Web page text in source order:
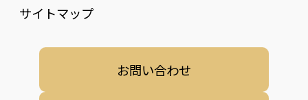
サイトマップ
お問い合わせ